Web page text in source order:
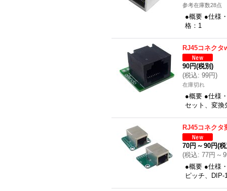
参考在庫数28点
●概要 ●仕様
格：1
RJ45コネクタ
90円(税別)
(税込: 99円)
在庫切れ
●概要 ●仕様
セット、変
RJ45コネクタ
70円 ～ 90円(
(税込: 77円 ～
●概要 ●仕様
ピッチ、